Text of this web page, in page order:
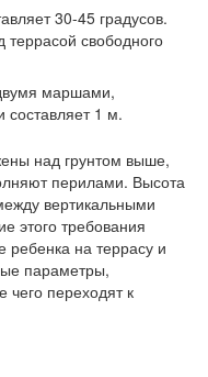
30-45 градусов.
террасой свободного
маршами,
1 м.
над грунтом выше,
перилами. Высота
вертикальными
этого требования
ребенка на террасу и
параметры,
чего переходят к